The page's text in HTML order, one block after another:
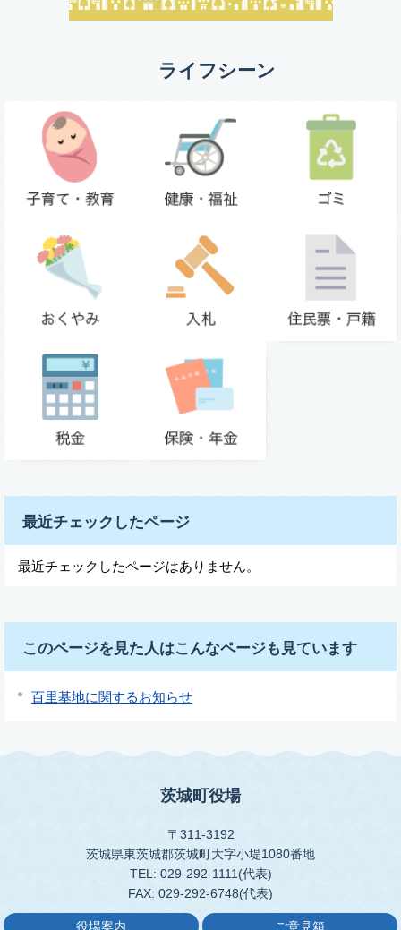
ライフシーン
最近チェックしたページ
最近チェックしたページはありません。
このページを見た人はこんなページも見ています
百里基地に関するお知らせ
茨城町役場
〒311-3192
茨城県東茨城郡茨城町大字小堤1080番地
TEL: 029-292-1111(代表)
FAX: 029-292-6748(代表)
役場案内 ご意見箱